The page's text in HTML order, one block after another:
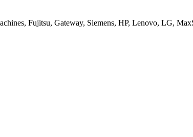
Fujitsu, Gateway, Siemens, HP, Lenovo, LG,